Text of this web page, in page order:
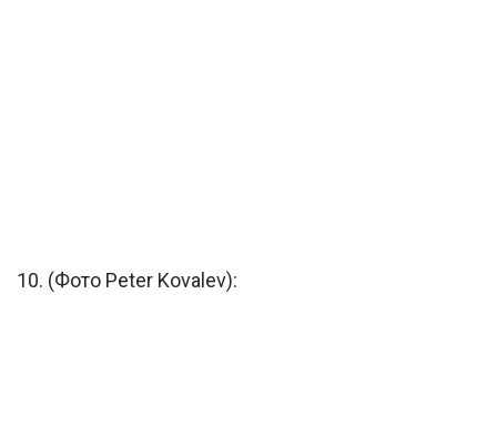
10. (Фото Peter Kovalev):